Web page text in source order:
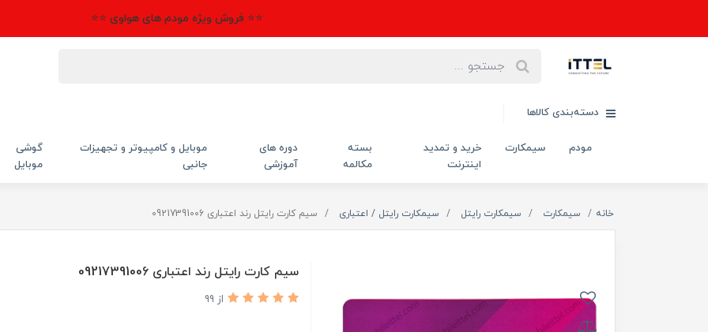
⭐⭐ فروش ویژه مودم های هواوی ⭐⭐
دسته‌بندی کالاها
مودم سیمکارت
خرید و تمدید
اینترنت
بسته
مکالمه
دوره های
آموزشی
موبایل و کامپیوتر و تجهیزات
جانبی
گوشی
موبایل
خانه سیمکارت سیمکارت رایتل سیمکارت رایتل / اعتباری سیم کارت رایتل رند اعتباری 09217391006
سیم کارت رایتل رند اعتباری 09217391006
از 99